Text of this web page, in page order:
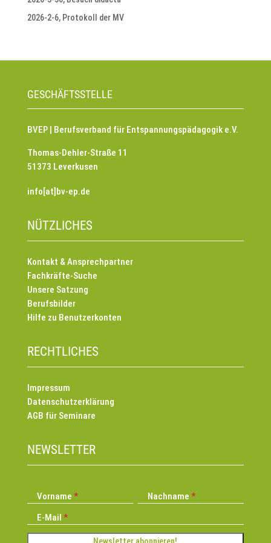
2026-2-6, Protokoll der MV
GESCHÄFTSSTELLE
BVEP | Berufsverband für Entspannungspädagogik e.V.
Thomas-Dehler-Straße 11
51373 Leverkusen
info[at]bv-ep.de
NÜTZLICHES
Kontakt & Ansprechpartner
Fachkräfte-Suche
Unsere Satzung
Berufsbilder
Hilfe zu Benutzerkonten
RECHTLICHES
Impressum
Datenschutzerklärung
AGB für Seminare
NEWSLETTER
Vorname
Nachname
E-Mail